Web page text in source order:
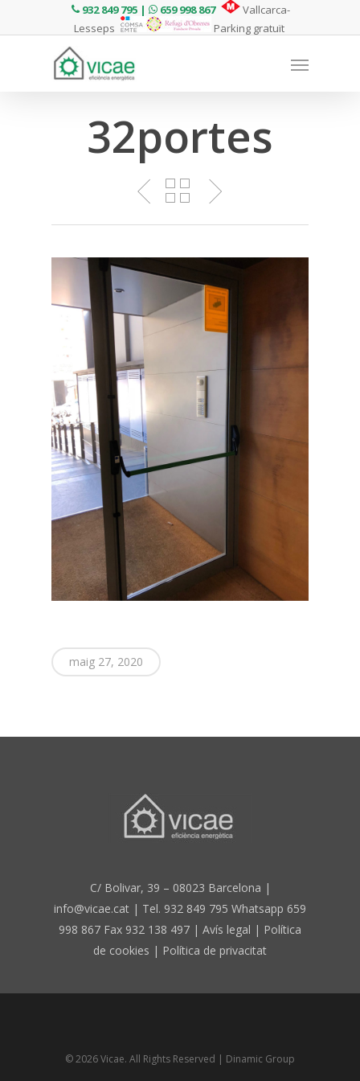
932 849 795 | 659 998 867
Vallcarca-
Lesseps
Parking gratuït
32portes
maig 27, 2020
C/ Bolivar, 39 – 08023 Barcelona |
info@vicae.cat | Tel. 932 849 795 Whatsapp 659
998 867 Fax 932 138 497 | Avís legal | Política
de cookies | Política de privacitat
© 2026 Vicae. All Rights Reserved | Dinamic Group